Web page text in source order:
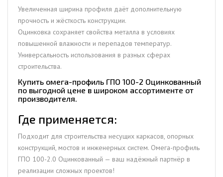
Увеличенная ширина профиля даёт дополнительную
прочность и жёсткость конструкции.
Оцинковка сохраняет свойства металла в условиях
повышенной влажности и перепадов температур.
Универсальность использования в разных сферах
строительства.
Купить омега-профиль ГПО 100-2 Оцинкованный
по выгодной цене в широком ассортименте от
производителя.
Где применяется:
Подходит для строительства несущих каркасов, опорных
конструкций, мостов и инженерных систем. Омега-профиль
ГПО 100-2.0 Оцинкованный — ваш надёжный партнёр в
реализации сложных проектов!